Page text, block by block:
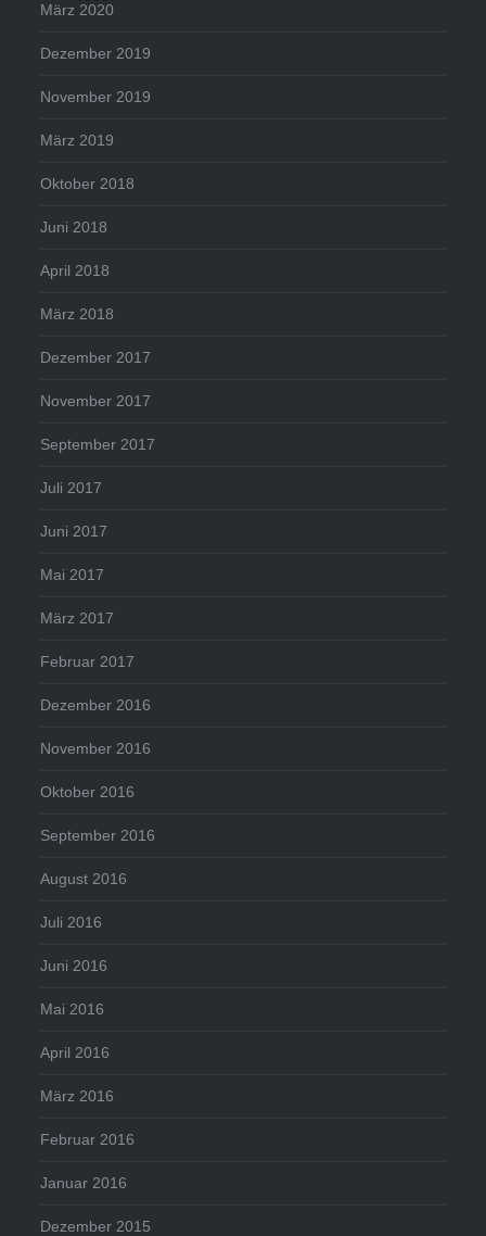
März 2020
Dezember 2019
November 2019
März 2019
Oktober 2018
Juni 2018
April 2018
März 2018
Dezember 2017
November 2017
September 2017
Juli 2017
Juni 2017
Mai 2017
März 2017
Februar 2017
Dezember 2016
November 2016
Oktober 2016
September 2016
August 2016
Juli 2016
Juni 2016
Mai 2016
April 2016
März 2016
Februar 2016
Januar 2016
Dezember 2015